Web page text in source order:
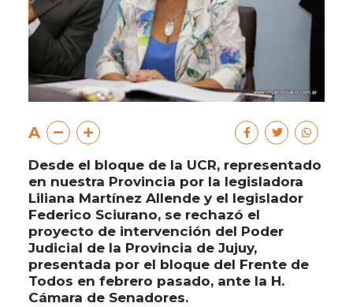
A
Desde el bloque de la UCR, representado
en nuestra Provincia por la legisladora
Liliana Martínez Allende y el legislador
Federico Sciurano, se rechazó el
proyecto de intervención del Poder
Judicial de la Provincia de Jujuy,
presentada por el bloque del Frente de
Todos en febrero pasado, ante la H.
Cámara de Senadores.